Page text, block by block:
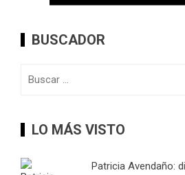
BUSCADOR
LO MÁS VISTO
Patricia Avendaño: